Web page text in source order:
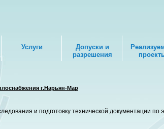
Услуги
Допуски и
разрешения
г.Нарьян-Мар
и подготовку технической документации по